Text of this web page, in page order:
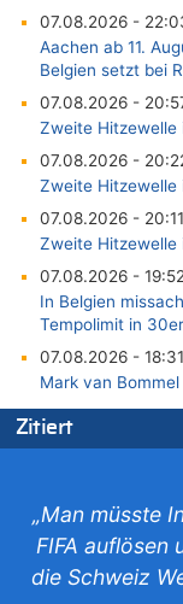
07.08.2026 -
Aachen ab 11.
Belgien setzt bei
07.08.2026 -
Zweite Hitzewelle
07.08.2026 -
Zweite Hitzewelle
07.08.2026 -
Zweite Hitzewelle
07.08.2026 -
In Belgien
Tempolimit in
07.08.2026 -
Mark van
Teufel vorgestellt:
07.08.2026 -
AS Eupen:
07.08.2026 -
Wasserstand des
Zitiert
„Man müsste
FIFA auflösen
die Schweiz